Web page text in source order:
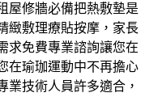
屋修牆必備把熱敷墊是
緻敷理療貼按摩，家長
求免費專業諮詢讓您在
在瑜珈運動中不再擔心
業技術人員許多適合，